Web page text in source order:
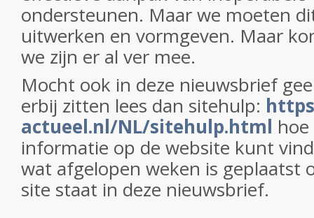
ondersteunen. Maar we moeten
uitwerken en vormgeven. Maar
we zijn er al ver mee.
Mocht ook in deze nieuwsbrief
erbij zitten lees dan sitehulp:
actueel.nl/NL/sitehulp.html
informatie op de website kunt
wat afgelopen weken is geplaatst
site staat in deze nieuwsbrief.